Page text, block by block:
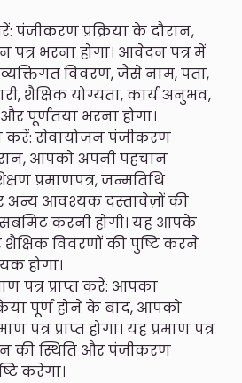
पंजीकरण प्रक्रिया के दौरान,
भरना होगा। आवेदन पत्र में
विवरण, जैसे नाम, पता,
शैक्षिक योग्यता, कार्य अनुभव,
पूर्णतया भरना होगा।
करें: सेवायोजन पंजीकरण
आपको अपनी पहचान
प्रमाणपत्र, जन्मतिथि
अन्य आवश्यक दस्तावेज़ों की
सबमिट करनी होगी। यह आपके
विवरणों की पुष्टि करने
होगा।
पत्र प्राप्त करें: आपका
पूर्ण होने के बाद, आपको
पत्र प्राप्त होगा। यह प्रमाण पत्र
स्थिति और पंजीकरण
करेगा।